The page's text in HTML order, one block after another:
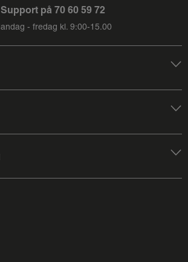
Support på 70 60 59 72
- fredag kl. 9:00-15.00